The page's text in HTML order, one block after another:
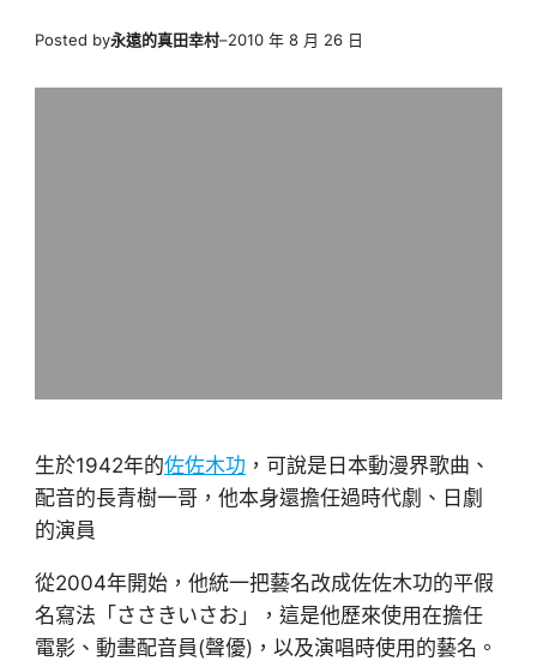
Posted by永遠的真田幸村–2010 年 8 月 26 日
生於1942年的佐佐木功 ，可說是日本動漫界歌曲、
配音的長青樹一哥，他本身還擔任過時代劇、日劇
的演員
從2004年開始，他統一把藝名改成佐佐木功的平假
名寫法「ささきいさお」，這是他歷來使用在擔任
電影、動畫配音員(聲優)，以及演唱時使用的藝名。